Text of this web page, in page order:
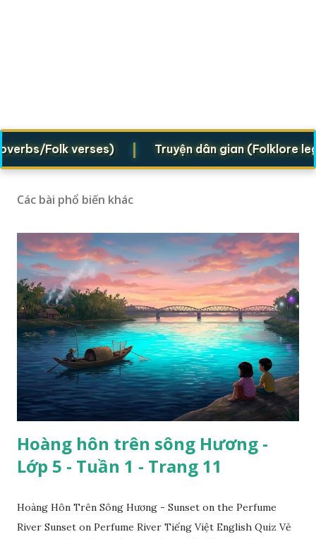
verses) | Truyện dân gian (Folklore legends)
Các bài phổ biến khác
Hoàng hôn trên sông Hương -
Lớp 5 - Tuần 1 - Trang 11
Hoàng Hôn Trên Sông Hương - Sunset on the Perfume
River Sunset on Perfume River Tiếng Việt English Quiz Vẻ